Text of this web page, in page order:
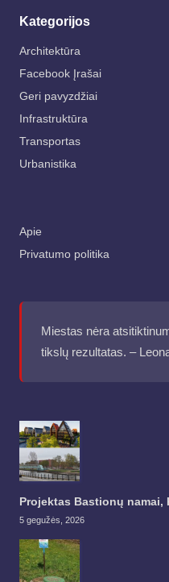
Kategorijos
Architektūra
Facebook Įrašai
Geri pavyzdžiai
Infrastruktūra
Transportas
Urbanistika
Apie
Privatumo politika
Miestas nėra
tikslų rezultatas. –
Projektas Bastionų namai,
5 gegužės, 2026